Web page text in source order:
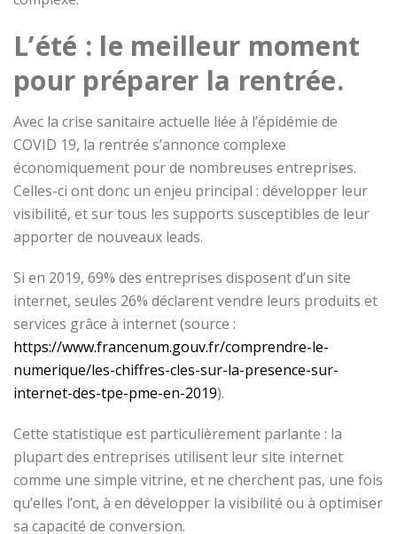
L’été : le meilleur moment
pour préparer la rentrée.
Avec la crise sanitaire actuelle liée à l’épidémie de
COVID 19, la rentrée s’annonce complexe
économiquement pour de nombreuses entreprises.
Celles-ci ont donc un enjeu principal : développer leur
visibilité, et sur tous les supports susceptibles de leur
apporter de nouveaux leads.
Si en 2019, 69% des entreprises disposent d’un site
internet, seules 26% déclarent vendre leurs produits et
services grâce à internet (source :
https://www.francenum.gouv.fr/comprendre-le-
numerique/les-chiffres-cles-sur-la-presence-sur-
internet-des-tpe-pme-en-2019).
Cette statistique est particulièrement parlante : la
plupart des entreprises utilisent leur site internet
comme une simple vitrine, et ne cherchent pas, une fois
qu’elles l’ont, à en développer la visibilité ou à optimiser
sa capacité de conversion.